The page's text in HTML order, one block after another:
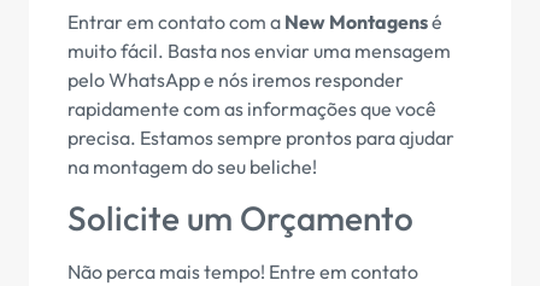
Entrar em contato com a New Montagensé
muito fácil. Basta nos enviar uma mensagem
pelo WhatsApp e nós iremos responder
rapidamente com as informações que você
precisa. Estamos sempre prontos para ajudar
na montagem do seu beliche!
Solicite um Orçamento
Não perca mais tempo! Entre em contato